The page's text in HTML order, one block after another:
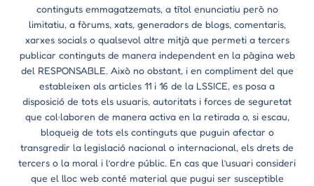
continguts emmagatzemats, a títol enunciatiu però no
limitatiu, a fòrums, xats, generadors de blogs, comentaris,
xarxes socials o qualsevol altre mitjà que permeti a tercers
publicar continguts de manera independent en la pàgina web
del RESPONSABLE. Això no obstant, i en compliment del que
estableixen als articles 11 i 16 de la LSSICE, es posa a
disposició de tots els usuaris, autoritats i forces de seguretat
que col·laboren de manera activa en la retirada o, si escau,
bloqueig de tots els continguts que puguin afectar o
transgredir la legislació nacional o internacional, els drets de
tercers o la moral i l’ordre públic. En cas que l’usuari consideri
que el lloc web conté material que pugui ser susceptible